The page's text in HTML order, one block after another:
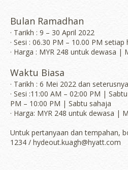
Bulan Ramadhan
· Tarikh : 9 – 30 April 2022
· Sesi : 06.30 PM – 10.00 PM setiap
· Harga : MYR 248 untuk dewasa |
Waktu Biasa
· Tarikh : 6 Mei 2022 dan seterusnya
· Sesi :11:00 AM – 02:00 PM |
PM – 10:00 PM | Sabtu sahaja
· Harga: MYR 248 untuk dewasa |
Untuk pertanyaan dan tempahan,
1234 / hydeout.kuagh@hyatt.com